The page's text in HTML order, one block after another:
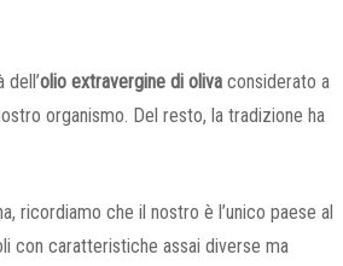
olio extravergine di oliva considerato a
organismo. Del resto, la tradizione ha
ricordiamo che il nostro è l’unico paese al
con caratteristiche assai diverse ma